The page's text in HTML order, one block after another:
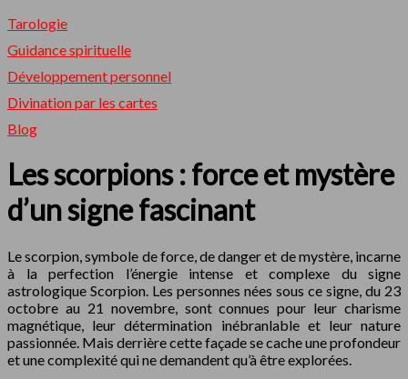
Tarologie
Guidance spirituelle
Développement personnel
Divination par les cartes
Blog
Les scorpions : force et mystère
d’un signe fascinant
Le scorpion, symbole de force, de danger et de mystère, incarne
à la perfection l’énergie intense et complexe du signe
astrologique Scorpion. Les personnes nées sous ce signe, du 23
octobre au 21 novembre, sont connues pour leur charisme
magnétique, leur détermination inébranlable et leur nature
passionnée. Mais derrière cette façade se cache une profondeur
et une complexité qui ne demandent qu’à être explorées.